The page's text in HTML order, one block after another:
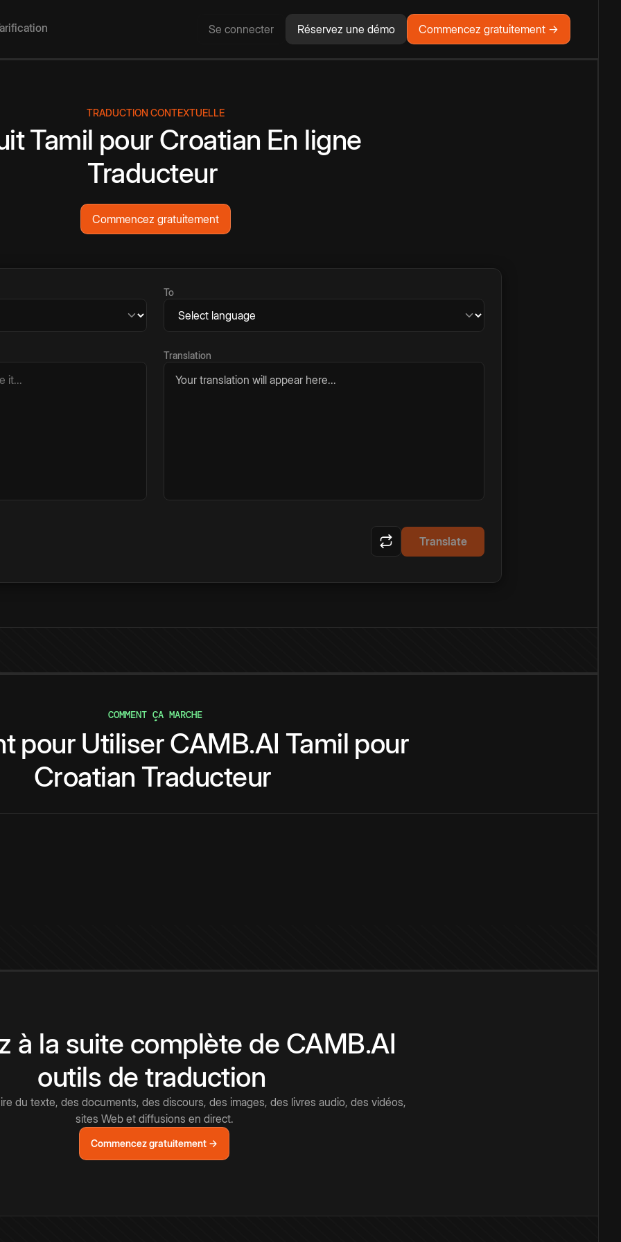
Se connecter Réservez une démo Commencez gratuitement →
TRADUCTION CONTEXTUELLE
Tamil pour Croatian En ligne
Traducteur
Commencez gratuitement
To
Translation
Your translation will appear here...
Translate
COMMENT ÇA MARCHE
pour UtiliserCAMB.AI Tamil pour
Croatian Traducteur
à la suite complète de CAMB.AI
outils de traduction
du texte, des documents, des discours, des images, des livres audio, des vidéos,
sites Web et diffusions en direct.
Commencez gratuitement →